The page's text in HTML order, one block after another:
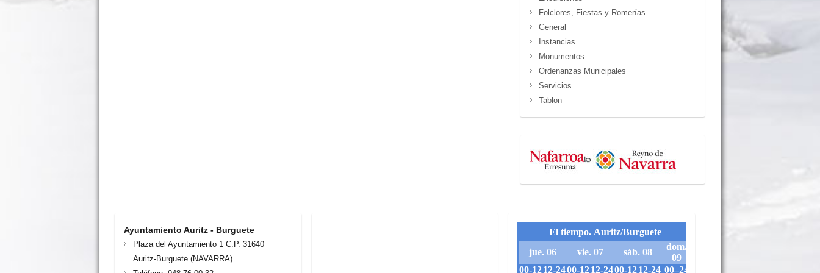
Folclores, Fiestas y Romerías
General
Instancias
Monumentos
Ordenanzas Municipales
Servicios
Tablon
Ayuntamiento Auritz - Burguete
Plaza del Ayuntamiento 1 C.P. 31640
Auritz-Burguete (NAVARRA)